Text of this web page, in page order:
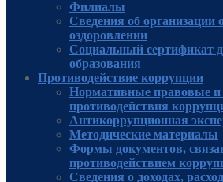
Филиалы
Сведения об организации
оздоровлении
Социальный сертификат
образования
Противодействие коррупции
Нормативные правовые
противодействия
Антикоррупционная
Методические материалы
Формы документов,
противодействием
Сведения о доходах,